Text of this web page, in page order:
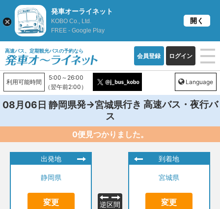
高速バス、定期観光バスの予約なら
会員登録 ログイン
利用可能時間
5:00～26:00
（翌午前2:00）
Language
08月06日 静岡県発→宮城県行き 高速バス・夜行バ
ス
0便見つかりました。
出発地
静岡県
変更 逆区間
到着地
宮城県
変更
発車オーライネット
KOBO Co., Ltd.
FREE - Google Play
開く